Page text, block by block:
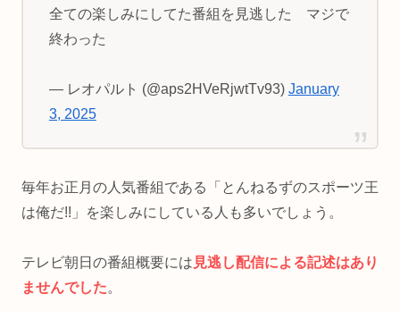
全ての楽しみにしてた番組を見逃した マジで
終わった
— レオパルト (@aps2HVeRjwtTv93) January
3, 2025
毎年お正月の人気番組である「とんねるずのスポーツ王
は俺だ!!」を楽しみにしている人も多いでしょう。
テレビ朝日の番組概要には 見逃し配信による記述はあり
ませんでした。